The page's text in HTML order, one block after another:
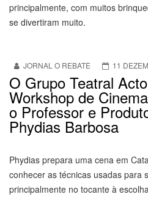
principalmente, com muitos
se divertiram muito.
JORNAL O REBATE 11
O Grupo Teatral
Workshop de
o Professor e
Phydias Barbosa
Phydias prepara uma cena em
conhecer as técnicas usadas para
principalmente no tocante à